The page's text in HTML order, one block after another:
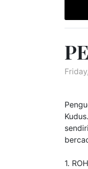
1. ROH